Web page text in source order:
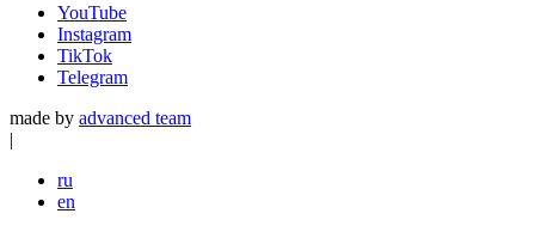
YouTube
Instagram
TikTok
Telegram
made by advanced team
|
ru
en